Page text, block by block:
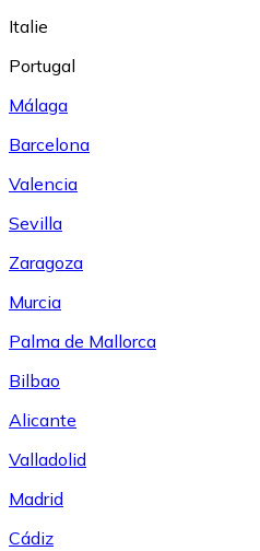
Italie
Portugal
Málaga
Barcelona
Valencia
Sevilla
Zaragoza
Murcia
Palma de Mallorca
Bilbao
Alicante
Valladolid
Madrid
Cádiz